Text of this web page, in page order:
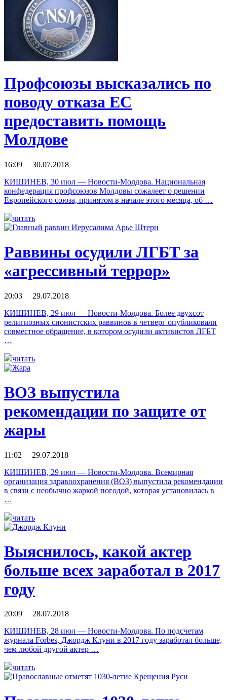
Профсоюзы высказались по
поводу отказа ЕС
предоставить помощь
Молдове
16:09 30.07.2018
КИШИНЕВ, 30 июл — Новости-Молдова. Национальная
конфедерация профсоюзов Молдовы сожалеет о решении
Европейского союза, принятом в начале этого месяца, об …
читать
Раввины осудили ЛГБТ за
«агрессивный террор»
20:03 29.07.2018
КИШИНЕВ, 29 июл — Новости-Молдова. Более двухсот
религиозных сионистских раввинов в четверг опубликовали
совместное обращение, в котором осудили активистов ЛГБТ
…
читать
ВОЗ выпустила
рекомендации по защите от
жары
11:02 29.07.2018
КИШИНЕВ, 29 июл — Новости-Молдова. Всемирная
организация здравоохранения (ВОЗ) выпустила рекомендации
в связи с необычно жаркой погодой, которая установилась в
…
читать
Выяснилось, какой актер
больше всех заработал в 2017
году
20:09 28.07.2018
КИШИНЕВ, 28 июл — Новости-Молдова. По подсчетам
журнала Forbes, Джордж Клуни в 2017 году заработал больше,
чем любой другой актер …
читать